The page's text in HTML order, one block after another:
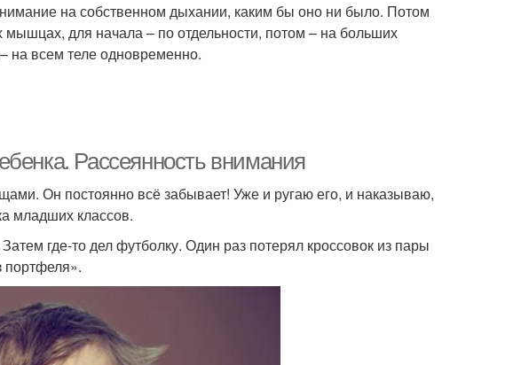
на собственном дыхании, каким бы оно ни было. Потом
для начала – по отдельности, потом – на больших
на всем теле одновременно.
Рассеянность внимания
Он постоянно всё забывает! Уже и ругаю его, и наказываю,
младших классов.
где-то дел футболку. Один раз потерял кроссовок из пары
портфеля».